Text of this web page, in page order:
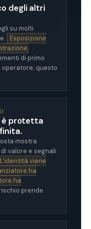
degli altri
su molti
Esposizione
di primo
operatore; questo
è protetta
mostra
valore e segnali
L'identità viene
ha
ha
prende